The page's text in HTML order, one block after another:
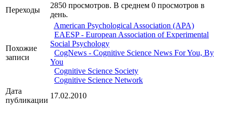
Переходы
2850 просмотров. В среднем 0 просмотров в
день.
Похожие
записи
American Psychological Association (APA)
EAESP - European Association of Experimental
Social Psychology
CogNews - Cognitive Science News For You, By
You
Cognitive Science Society
Cognitive Science Network
Дата
публикации
17.02.2010